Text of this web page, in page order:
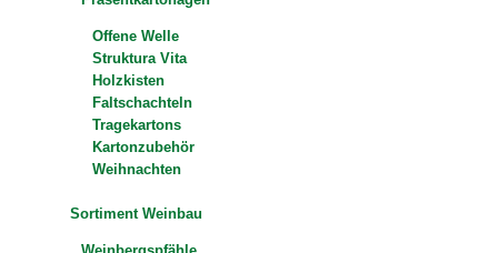
Offene Welle
Struktura Vita
Holzkisten
Faltschachteln
Tragekartons
Kartonzubehör
Weihnachten
Sortiment Weinbau